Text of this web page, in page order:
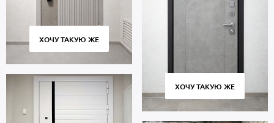
ХОЧУ ТАКУЮ ЖЕ
ХОЧУ ТАКУЮ ЖЕ